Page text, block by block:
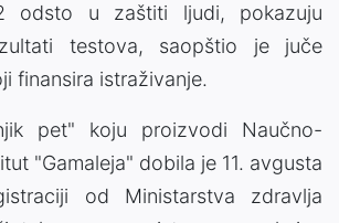
odsto u zaštiti ljudi, pokazuju
testova, saopštio je juče
finansira istraživanje.
pet" koju proizvodi Naučno-
"Gamaleja" dobila je 11. avgusta
od Ministarstva zdravlja